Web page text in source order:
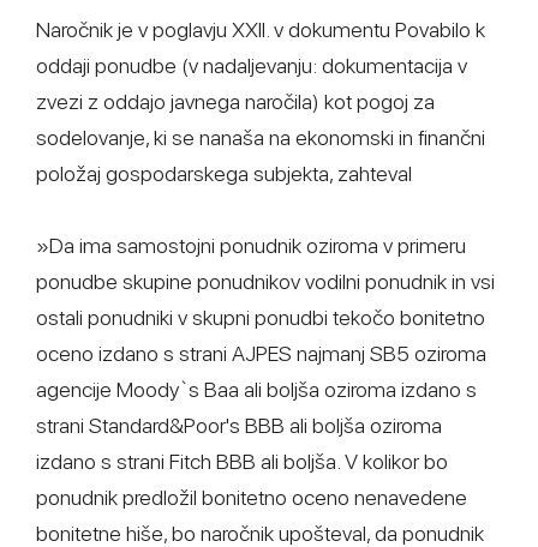
Naročnik je v poglavju XXII. v dokumentu Povabilo k
oddaji ponudbe (v nadaljevanju: dokumentacija v
zvezi z oddajo javnega naročila) kot pogoj za
sodelovanje, ki se nanaša na ekonomski in finančni
položaj gospodarskega subjekta, zahteval
»Da ima samostojni ponudnik oziroma v primeru
ponudbe skupine ponudnikov vodilni ponudnik in vsi
ostali ponudniki v skupni ponudbi tekočo bonitetno
oceno izdano s strani AJPES najmanj SB5 oziroma
agencije Moody`s Baa ali boljša oziroma izdano s
strani Standard&Poor's BBB ali boljša oziroma
izdano s strani Fitch BBB ali boljša. V kolikor bo
ponudnik predložil bonitetno oceno nenavedene
bonitetne hiše, bo naročnik upošteval, da ponudnik